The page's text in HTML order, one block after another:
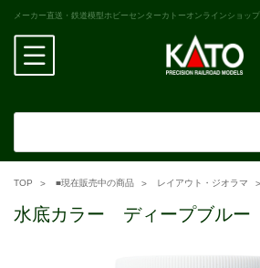
メーカー直送・鉄道模型ホビーセンターカトーオンラインショップ
TOP ■現在販売中の商品 レイアウト・ジオラマ
水底カラー ディープブルー